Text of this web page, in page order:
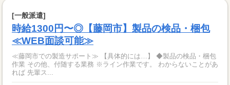
[一般派遣]
時給1300円〜◎【藤岡市】製品の検品・梱包
≪WEB面談可能≫
≪藤岡市での製造サポート≫ 【具体的には…】 ◆製品の検品・梱包
作業 その他、付随する業務 ※ライン作業です。 わからないことがあ
れば 先輩ス...